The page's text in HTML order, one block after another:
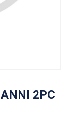
2PC